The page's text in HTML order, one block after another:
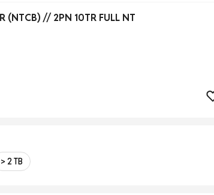
(NTCB) // 2PN 10TR FULL NT
> 2 TB